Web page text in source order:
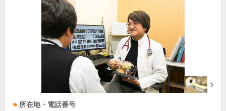
所在地・電話番号